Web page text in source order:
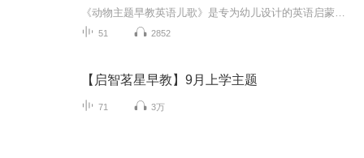
51 2852
【启智茗星早教】9月上学主题
71 3万